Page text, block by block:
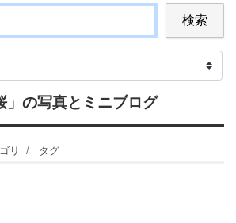
検索
の写真とミニブログ
リ タグ